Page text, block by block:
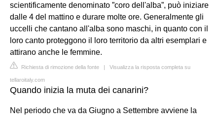
scientificamente denominato ”coro dell'alba”, può iniziare
dalle 4 del mattino e durare molte ore. Generalmente gli
uccelli che cantano all'alba sono maschi, in quanto con il
loro canto proteggono il loro territorio da altri esemplari e
attirano anche le femmine.
Richiesta di rimozione della fonte | Visualizza la risposta completa su
tellaroitaly.com
Quando inizia la muta dei canarini?
Nel periodo che va da Giugno a Settembre avviene la